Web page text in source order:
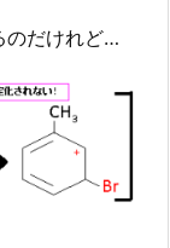
のだけれど…